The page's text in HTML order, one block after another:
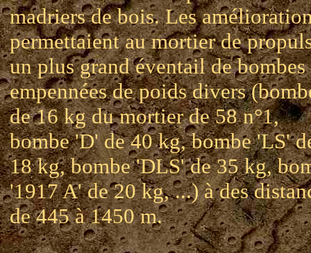
madriers de bois. Les
permettaient au mortier de
un plus grand éventail de bombes
empennées de poids divers
de 16 kg du mortier de 58 n°1,
bombe 'D' de 40 kg, bombe 'LS'
18 kg, bombe 'DLS' de 35 kg,
'1917 A' de 20 kg, ...) à des
de 445 à 1450 m.